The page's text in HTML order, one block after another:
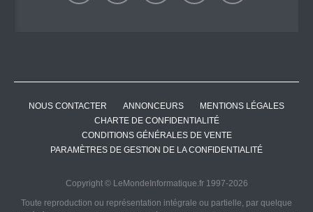
NOUS CONTACTER ANNONCEURS
MENTIONS LÉGALES
CHARTE DE CONFIDENTIALITÉ
CONDITIONS GÉNÉRALES DE VENTE
PARAMÈTRES DE GESTION DE LA CONFIDENTIALITÉ
Copyright © LeMondeInformatique.fr 1997-2026
Toute reproduction ou représentation intégrale ou partielle, par quelque